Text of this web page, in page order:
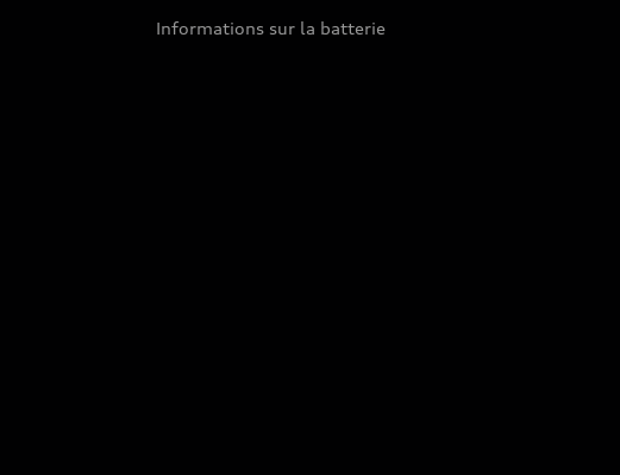
Informations sur la batterie